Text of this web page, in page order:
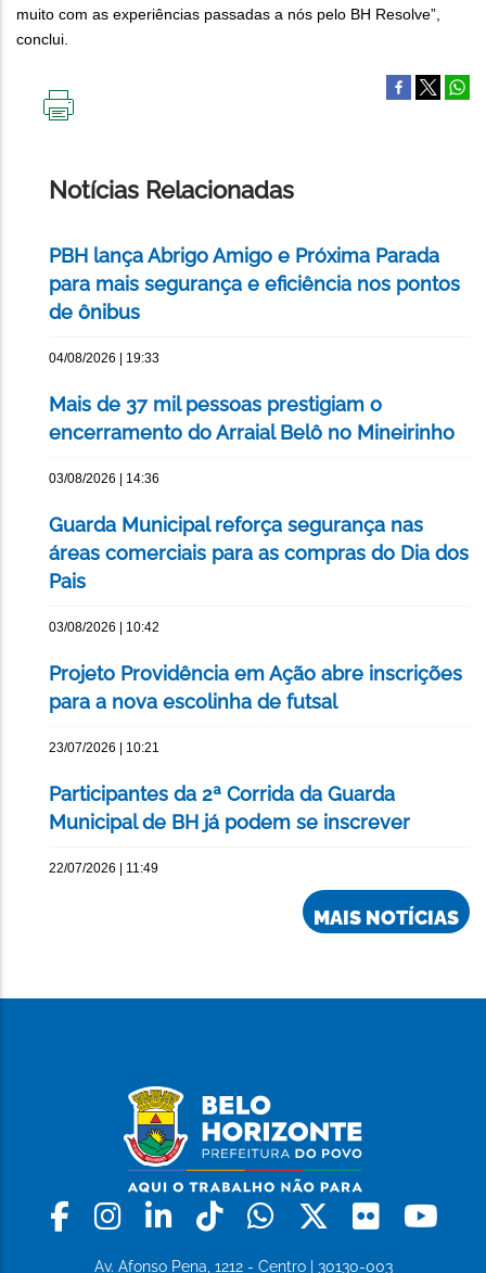
muito com as experiências passadas a nós pelo BH Resolve”,
conclui.
Notícias Relacionadas
PBH lança Abrigo Amigo e Próxima Parada
para mais segurança e eficiência nos pontos
de ônibus
04/08/2026 | 19:33
Mais de 37 mil pessoas prestigiam o
encerramento do Arraial Belô no Mineirinho
03/08/2026 | 14:36
Guarda Municipal reforça segurança nas
áreas comerciais para as compras do Dia dos
Pais
03/08/2026 | 10:42
Projeto Providência em Ação abre inscrições
para a nova escolinha de futsal
23/07/2026 | 10:21
Participantes da 2ª Corrida da Guarda
Municipal de BH já podem se inscrever
22/07/2026 | 11:49
MAIS NOTÍCIAS
Facebook
Instagram
LinkedinTiktokWhatsapp
X Flickr
Av. Afonso Pena, 1212 - Centro | 30130-003